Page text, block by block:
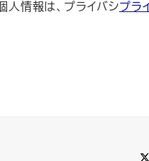
人情報は、プライバシプラ